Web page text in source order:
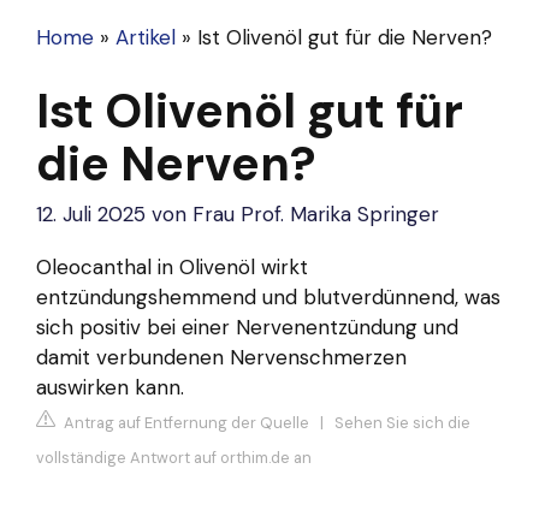
Home » Artikel » Ist Olivenöl gut für die Nerven?
Ist Olivenöl gut für
die Nerven?
12. Juli 2025 von Frau Prof. Marika Springer
Oleocanthal in Olivenöl wirkt
entzündungshemmend und blutverdünnend, was
sich positiv bei einer Nervenentzündung und
damit verbundenen Nervenschmerzen
auswirken kann.
Antrag auf Entfernung der Quelle | Sehen Sie sich die
vollständige Antwort auf orthim.de an